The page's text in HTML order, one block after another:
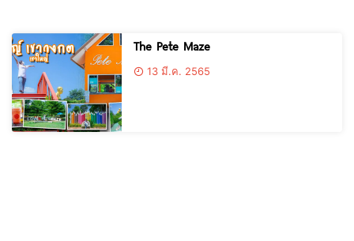
The Pete Maze
13 มี.ค. 2565